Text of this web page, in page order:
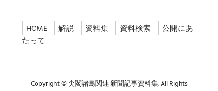
HOME 解説 資料集 資料検索
公開にあ
たって
Copyright © 尖閣諸島関連 新聞記事資料集. All Rights